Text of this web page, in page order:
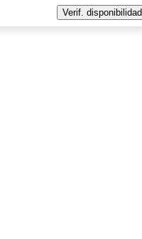
Verif. disponibilidad